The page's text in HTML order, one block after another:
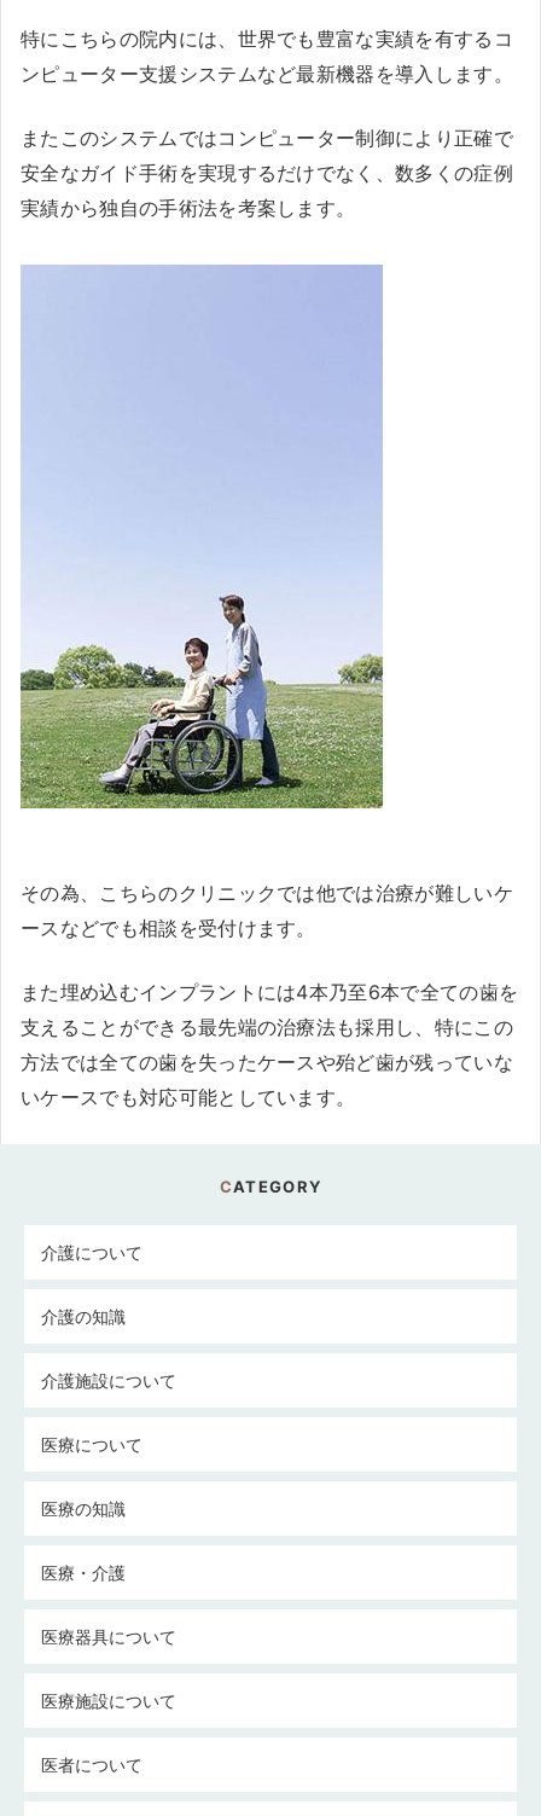
特にこちらの院内には、世界でも豊富な実績を有するコ
ンピューター支援システムなど最新機器を導入します。
またこのシステムではコンピューター制御により正確で
安全なガイド手術を実現するだけでなく、数多くの症例
実績から独自の手術法を考案します。
その為、こちらのクリニックでは他では治療が難しいケ
ースなどでも相談を受付けます。
また埋め込むインプラントには4本乃至6本で全ての歯を
支えることができる最先端の治療法も採用し、特にこの
方法では全ての歯を失ったケースや殆ど歯が残っていな
いケースでも対応可能としています。
CATEGORY
介護について
介護の知識
介護施設について
医療について
医療の知識
医療・介護
医療器具について
医療施設について
医者について